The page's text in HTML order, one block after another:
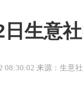
日生意
08:30:02 来源：生意社